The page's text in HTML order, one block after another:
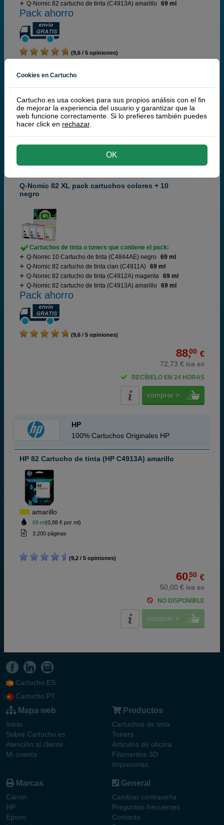
Q-Nomic 82 cartucho de tinta (C4913A) amarillo
69 ml
Pack ahorro
(9,6 / 5 opiniones)
comprar >
¡Producto recomendado!
funcionamiento | Garantía 100%
Q-Nomic 82 XL pack cartuchos colores + 10
negro
Cartuchos de tinta o toners que contiene el pack:
Q-Nomic 10 Cartucho de tinta (C4844AE) negro
69 ml
Q-Nomic 82 cartucho de tinta cian (C4911A) 69 ml
Q-Nomic 82 cartucho de tinta (C4912A) magenta 69 ml
Q-Nomic 82 cartucho de tinta (C4913A) amarillo
69 ml
Pack ahorro
(9,6 / 5 opiniones)
88,00 €
72,73 € iva ex
RECÍBELO EN 24 HORAS
comprar >
HP
100% Cartuchos Originales HP
HP 82 Cartucho de tinta (HP C4913A) amarillo
amarillo
69 ml(0,88 € por ml)
3.200 páginas
(9,2 / 5 opiniones)
60,50 €
50,00 € iva ex
NO DISPONIBLE
comprar >
Cartucho.ES
Cartucho.PT
Mapa web
Inicio
Sobre Cartucho.es
Atención al cliente
Mi cuenta
Productos
Cartuchos de tinta
Toners
Articulos de oficina
Filamentos 3D
Impresoras
Marcas
Canon
HP
Epson
General
Cambiar contraseña
Preguntas frecuentes
Contacto
Cookies en Cartucho
Cartucho.es usa cookies para sus propios análisis con el fin
de mejorar la experiencia del usuario y garantizar que la
web funcione correctamente. Si lo prefieres también puedes
hacer click en rechazar.
OK